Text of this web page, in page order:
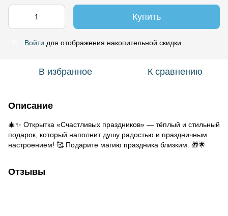
Купить
Войти для отображения накопительной скидки
В избранное К сравнению
Описание
🎄✨ Открытка «Счастливых праздников» — тёплый и стильный
подарок, который наполнит душу радостью и праздничным
настроением! 🥰 Подарите магию праздника близким. 🎁🌟
Отзывы